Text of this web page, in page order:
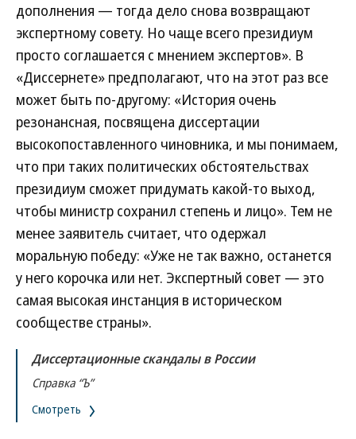
дополнения — тогда дело снова возвращают
экспертному совету. Но чаще всего президиум
просто соглашается с мнением экспертов». В
«Диссернете» предполагают, что на этот раз все
может быть по-другому: «История очень
резонансная, посвящена диссертации
высокопоставленного чиновника, и мы понимаем,
что при таких политических обстоятельствах
президиум сможет придумать какой-то выход,
чтобы министр сохранил степень и лицо». Тем не
менее заявитель считает, что одержал
моральную победу: «Уже не так важно, останется
у него корочка или нет. Экспертный совет — это
самая высокая инстанция в историческом
сообществе страны».
Диссертационные скандалы в России
Справка “Ъ”
Смотреть